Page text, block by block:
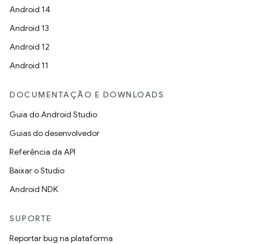
Android 14
Android 13
Android 12
Android 11
DOCUMENTAÇÃO E DOWNLOADS
Guia do Android Studio
Guias do desenvolvedor
Referência da API
Baixar o Studio
Android NDK
SUPORTE
Reportar bug na plataforma